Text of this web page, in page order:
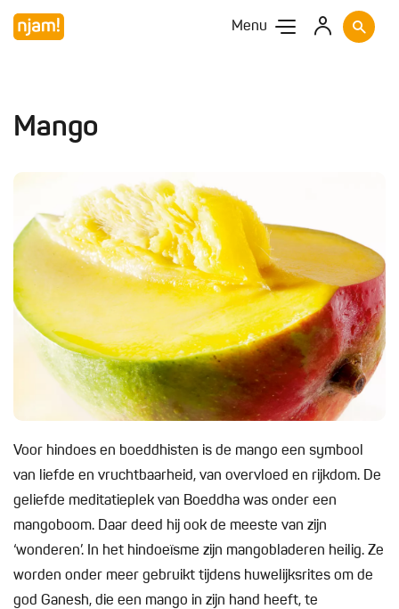
Menu
Mango
Voor hindoes en boeddhisten is de mango een symbool
van liefde en vruchtbaarheid, van overvloed en rijkdom. De
geliefde meditatieplek van Boeddha was onder een
mangoboom. Daar deed hij ook de meeste van zijn
‘wonderen’. In het hindoeïsme zijn mangobladeren heilig. Ze
worden onder meer gebruikt tijdens huwelijksrites om de
god Ganesh, die een mango in zijn hand heeft, te